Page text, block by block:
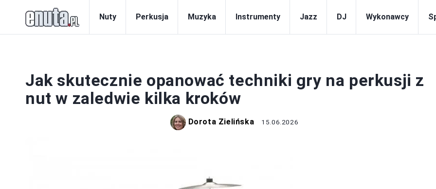
Nuty Perkusja Muzyka Instrumenty Jazz DJ Wykonawcy
Jak skutecznie opanować techniki gry na perkusji z
nut w zaledwie kilka kroków
Dorota Zielińska 15.06.2026